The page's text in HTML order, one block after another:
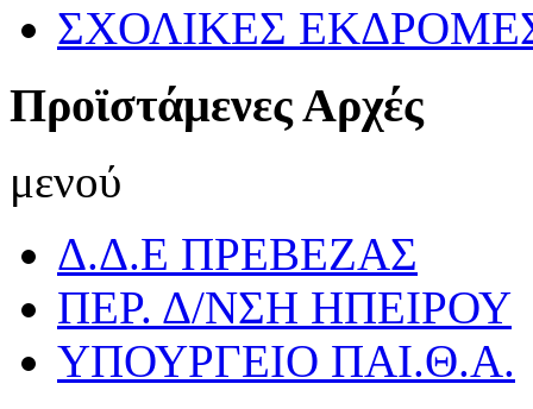
ΣΧΟΛΙΚΕΣ
Προϊστάμενες Αρχές
μενού
Δ.Δ.Ε ΠΡΕΒΕΖΑΣ
ΠΕΡ. Δ/ΝΣΗ ΗΠΕΙΡΟΥ
ΥΠΟΥΡΓΕΙΟ ΠΑΙ.Θ.Α.